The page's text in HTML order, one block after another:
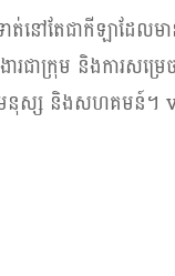
នៅតែជាកីឡាដែលម
ារជាក្រុម និងការស
មនុស្ស និងសហគមន៍។